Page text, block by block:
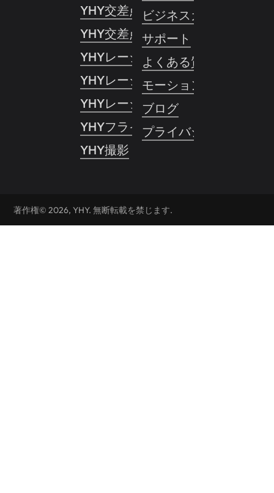
YHY交差点 2
YHY交差点 1
YHYレーシング
YHYレーシングVR
YHYレーシングプロ
YHYフライト
YHY撮影
ビジネスガイド
サポート
よくある質問
モーションコントロー
ブログ
プライバシーポリシー
著作権© 2026, YHY. 無断転載を禁じます.